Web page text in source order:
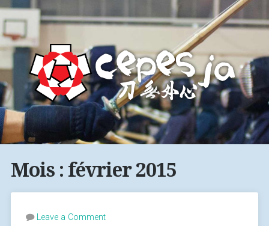
Mois : février 2015
Leave a Comment